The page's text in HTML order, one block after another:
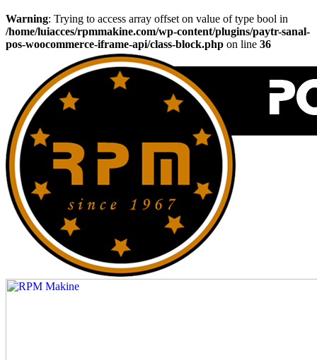
Warning: Trying to access array offset on value of type bool in
/home/luiacces/rpmmakine.com/wp-content/plugins/paytr-sanal-
pos-woocommerce-iframe-api/class-block.php on line 36